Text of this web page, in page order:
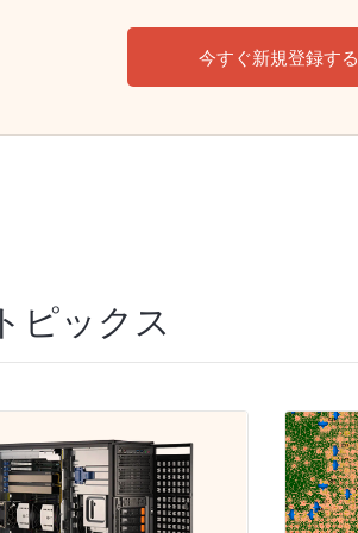
今すぐ新規登録する
ピックス